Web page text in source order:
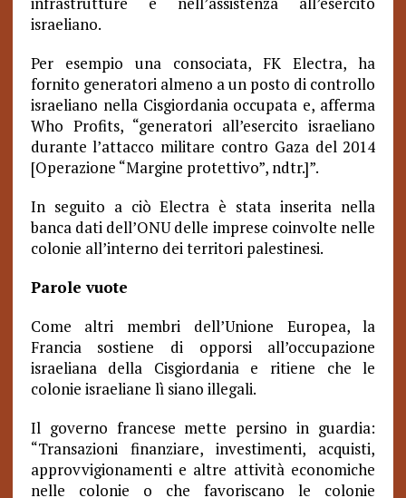
israeliano.
Per esempio una consociata, FK Electra, ha
fornito generatori almeno a un posto di controllo
israeliano nella Cisgiordania occupata e, afferma
Who Profits, “generatori all’esercito israeliano
durante l’attacco militare contro Gaza del 2014
[Operazione “Margine protettivo”, ndtr.]”.
In seguito a ciò Electra è stata inserita nella
banca dati dell’ONU delle imprese coinvolte nelle
colonie all’interno dei territori palestinesi.
Parole vuote
Come altri membri dell’Unione Europea, la
Francia sostiene di opporsi all’occupazione
israeliana della Cisgiordania e ritiene che le
colonie israeliane lì siano illegali.
Il governo francese mette persino in guardia:
“Transazioni finanziare, investimenti, acquisti,
approvvigionamenti e altre attività economiche
nelle colonie o che favoriscano le colonie